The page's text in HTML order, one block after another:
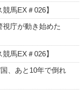
馬EX＃026】
庁が動き始めた
馬EX＃026】
、あと10年で倒れ